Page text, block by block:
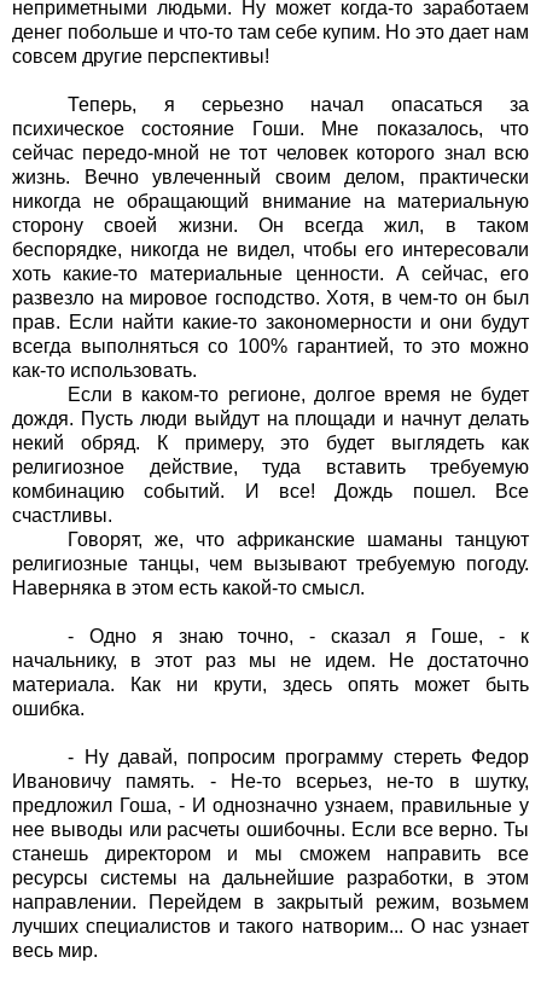
неприметными людьми. Ну может когда-то заработаем
денег побольше и что-то там себе купим. Но это дает нам
совсем другие перспективы!
Теперь, я серьезно начал опасаться за
психическое состояние Гоши. Мне показалось, что
сейчас передо-мной не тот человек которого знал всю
жизнь. Вечно увлеченный своим делом, практически
никогда не обращающий внимание на материальную
сторону своей жизни. Он всегда жил, в таком
беспорядке, никогда не видел, чтобы его интересовали
хоть какие-то материальные ценности. А сейчас, его
развезло на мировое господство. Хотя, в чем-то он был
прав. Если найти какие-то закономерности и они будут
всегда выполняться со 100% гарантией, то это можно
как-то использовать.
Если в каком-то регионе, долгое время не будет
дождя. Пусть люди выйдут на площади и начнут делать
некий обряд. К примеру, это будет выглядеть как
религиозное действие, туда вставить требуемую
комбинацию событий. И все! Дождь пошел. Все
счастливы.
Говорят, же, что африканские шаманы танцуют
религиозные танцы, чем вызывают требуемую погоду.
Наверняка в этом есть какой-то смысл.
- Одно я знаю точно, - сказал я Гоше, - к
начальнику, в этот раз мы не идем. Не достаточно
материала. Как ни крути, здесь опять может быть
ошибка.
- Ну давай, попросим программу стереть Федор
Ивановичу память. - Не-то всерьез, не-то в шутку,
предложил Гоша, - И однозначно узнаем, правильные у
нее выводы или расчеты ошибочны. Если все верно. Ты
станешь директором и мы сможем направить все
ресурсы системы на дальнейшие разработки, в этом
направлении. Перейдем в закрытый режим, возьмем
лучших специалистов и такого натворим... О нас узнает
весь мир.